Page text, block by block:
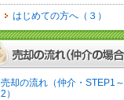
はじめての方へ（３）
売却の流れ（仲介・STEP1～
2）